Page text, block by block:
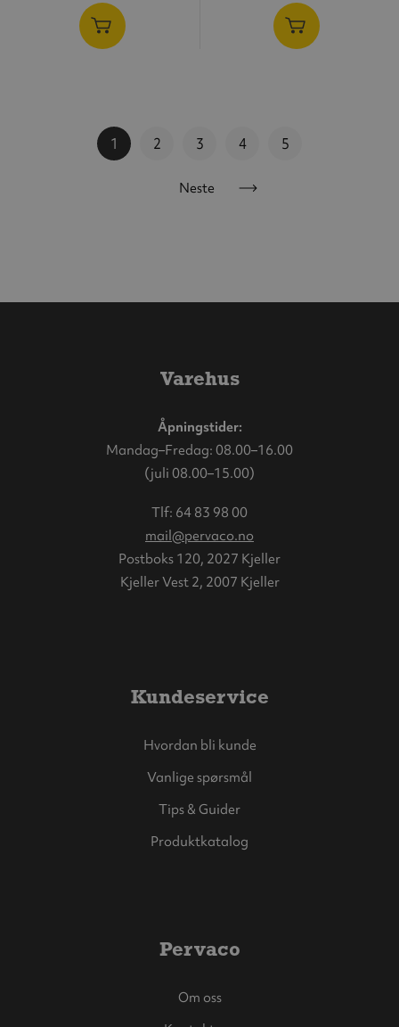
You're
1 Side
2 Side
3 Side
4 Side
5
Side
Neste
Varehus
Åpningstider:
Mandag–Fredag: 08.00–16.00
(juli 08.00–15.00)
Tlf: 64 83 98 00
mail@pervaco.no
Postboks 120, 2027 Kjeller
Kjeller Vest 2, 2007 Kjeller
Kundeservice
Hvordan bli kunde
Vanlige spørsmål
Tips & Guider
Produktkatalog
Pervaco
Om oss